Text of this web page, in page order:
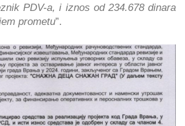
PDV-a, i iznos od 234.678 dinara
prometu”.